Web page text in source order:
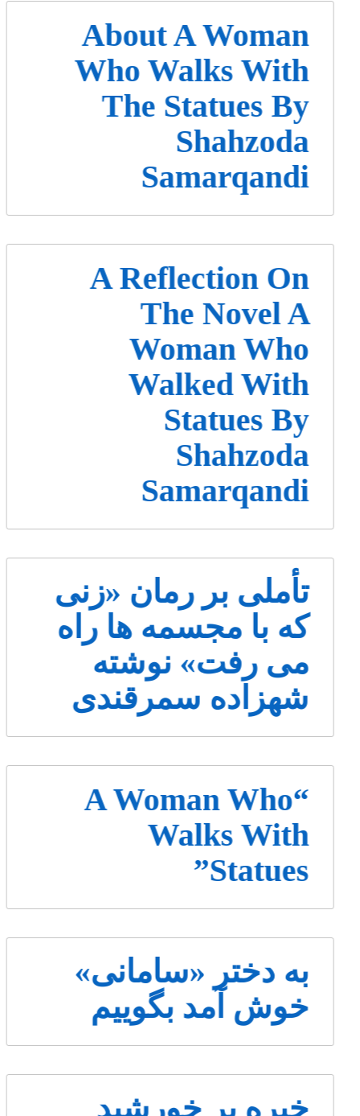
About A Woman
Who Walks With
The Statues By
Shahzoda
Samarqandi
A Reflection On
The Novel A
Woman Who
Walked With
Statues By
Shahzoda
Samarqandi
تأملی بر رمان «زنی
که با مجسمه ها راه
می رفت» نوشته
شهزاده سمرقندی
“A Woman Who
Walks With
Statues”
به دختر «سامانی»
خوش آمد بگوییم
خیره بر خورشید